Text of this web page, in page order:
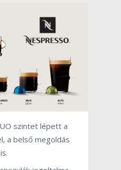
szintet lépett a
a belső megoldás